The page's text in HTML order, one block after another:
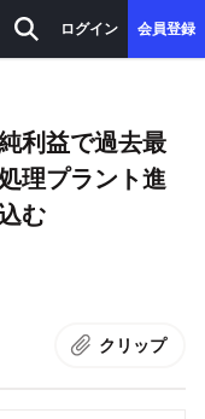
ログイン 会員登録
利益で過去最
理プラント進
む
クリップ